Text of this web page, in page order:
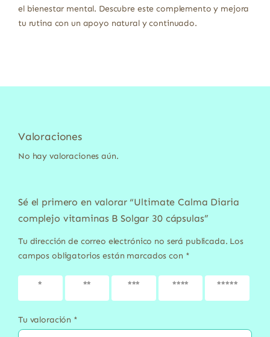
el bienestar mental. Descubre este complemento y mejora
tu rutina con un apoyo natural y continuado.
Valoraciones
No hay valoraciones aún.
Sé el primero en valorar “Ultimate Calma Diaria
complejo vitaminas B Solgar 30 cápsulas”
Tu dirección de correo electrónico no será publicada. Los
campos obligatorios están marcados con *
1 de 5
2 de 5
3 de 5
4 de 5
5 de 5
Tu valoración *